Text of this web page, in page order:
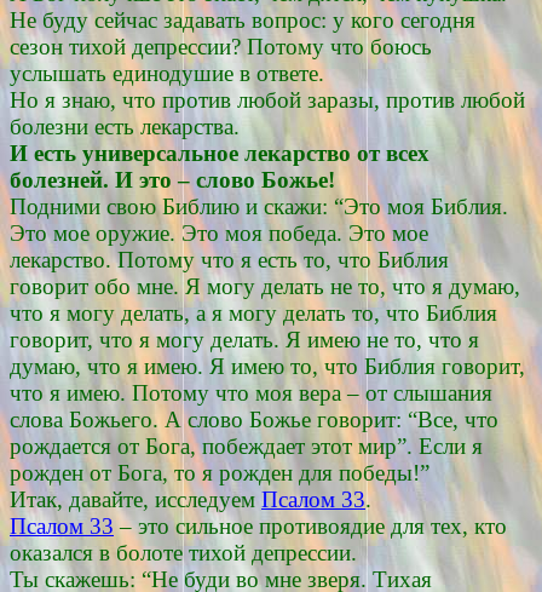
Не буду сейчас задавать вопрос: у кого сегодня
сезон тихой депрессии? Потому что боюсь
услышать единодушие в ответе.
Но я знаю, что против любой заразы, против любой
болезни есть лекарства.
И есть универсальное лекарство от всех
болезней. И это – слово Божье!
Подними свою Библию и скажи: “Это моя Библия.
Это мое оружие. Это моя победа. Это мое
лекарство. Потому что я есть то, что Библия
говорит обо мне. Я могу делать не то, что я думаю,
что я могу делать, а я могу делать то, что Библия
говорит, что я могу делать. Я имею не то, что я
думаю, что я имею. Я имею то, что Библия говорит,
что я имею. Потому что моя вера – от слышания
слова Божьего. А слово Божье говорит: “Все, что
рождается от Бога, побеждает этот мир”. Если я
рожден от Бога, то я рожден для победы!”
Итак, давайте, исследуем Псалом 33.
Псалом 33 – это сильное противоядие для тех, кто
оказался в болоте тихой депрессии.
Ты скажешь: “Не буди во мне зверя. Тихая